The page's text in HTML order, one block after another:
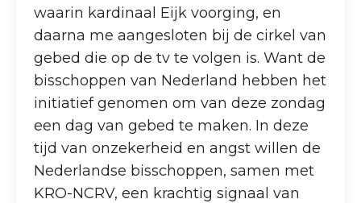
waarin kardinaal Eijk voorging, en
daarna me aangesloten bij de cirkel van
gebed die op de tv te volgen is. Want de
bisschoppen van Nederland hebben het
initiatief genomen om van deze zondag
een dag van gebed te maken. In deze
tijd van onzekerheid en angst willen de
Nederlandse bisschoppen, samen met
KRO-NCRV, een krachtig signaal van